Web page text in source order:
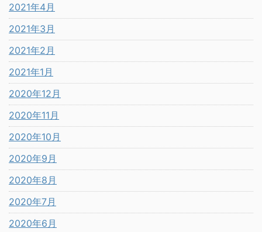
2021年4月
2021年3月
2021年2月
2021年1月
2020年12月
2020年11月
2020年10月
2020年9月
2020年8月
2020年7月
2020年6月